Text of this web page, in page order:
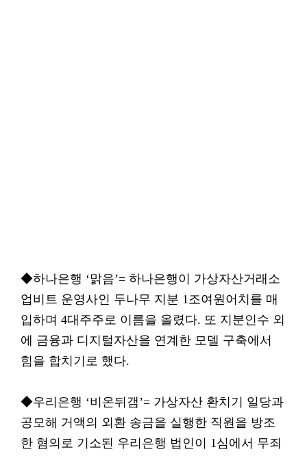
◆하나은행 ‘맑음’= 하나은행이 가상자산거래소
업비트 운영사인 두나무 지분 1조여원어치를 매
입하며 4대주주로 이름을 올렸다. 또 지분인수 외
에 금융과 디지털자산을 연계한 모델 구축에서
힘을 합치기로 했다.
◆우리은행 ‘비온뒤갬’= 가상자산 환치기 일당과
공모해 거액의 외환 송금을 실행한 직원을 방조
한 혐의로 기소된 우리은행 법인이 1심에서 무죄